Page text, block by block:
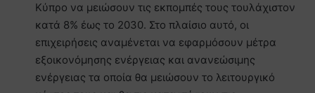
Κύπρο να μειώσουν τις εκπομπές τους τουλάχιστον
κατά 8% έως το 2030. Στο πλαίσιο αυτό, οι
επιχειρήσεις αναμένεται να εφαρμόσουν μέτρα
εξοικονόμησης ενέργειας και ανανεώσιμης
ενέργειας τα οποία θα μειώσουν το λειτουργικό